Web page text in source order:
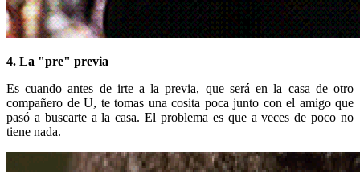
4. La "pre" previa
Es cuando antes de irte a la previa, que será en la casa de otro
compañero de U, te tomas una cosita poca junto con el amigo que
pasó a buscarte a la casa. El problema es que a veces de poco no
tiene nada.